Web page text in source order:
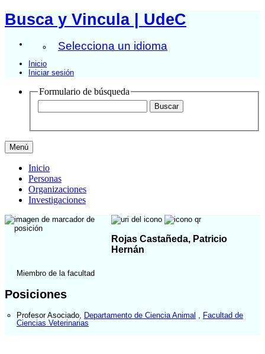
Busca y Vincula | UdeC
Selecciona un idioma
Inicio
Iniciar sesión
Formulario de búsqueda
Menú
Inicio
Personas
Organizaciones
Investigaciones
Rojas Castañeda, Patricio
Hernán
Miembro de la facultad
Posiciones
Profesor Asociado Departamento de Ciencia Animal
Facultad de
Ciencias Veterinarias